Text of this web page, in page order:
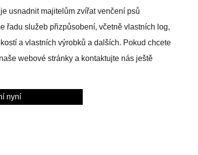
usnadnit majitelům zvířat venčení psů
řadu služeb přizpůsobení, včetně vlastních log,
a vlastních výrobků a dalších. Pokud chcete
webové stránky a kontaktujte nás ještě
nyní